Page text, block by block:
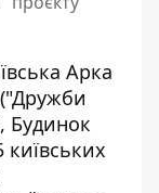
Арка
Будинок